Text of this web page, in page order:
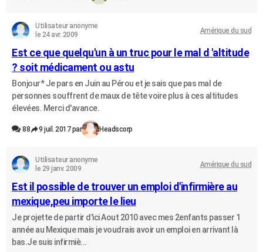
Utilisateur anonyme
le 24 avr. 2009
Amérique du sud
Est ce que quelqu'un à un truc pour le mal d 'altitude
? soit médicament ou astu
Bonjour* Je pars en Juin au Pérou et je sais que pas mal de
personnes souffrent de maux de tête voire plus à ces altitudes
élevées. Merci d'avance.
88 9 juil. 2017 par Headscorp
Utilisateur anonyme
le 29 janv. 2009
Amérique du sud
Est il possible de trouver un emploi d'infirmière au
mexique,peu importe le lieu
Je projette de partir d'ici Aout 2010 avec mes 2enfants passer 1
année au Mexique mais je voudrais avoir un emploi en arrivant là
bas.Je suis infirmiè...